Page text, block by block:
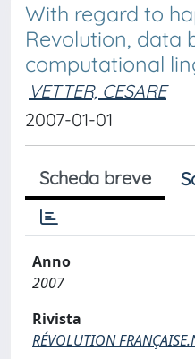
With regard to
Revolution, data
computational
VETTER, CESARE
2007-01-01
Scheda breve
Anno
2007
Rivista
RÉVOLUTION